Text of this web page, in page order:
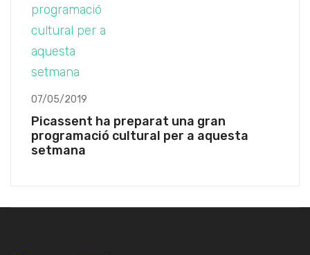
07/05/2019
Picassent ha preparat una gran
programació cultural per a aquesta
setmana